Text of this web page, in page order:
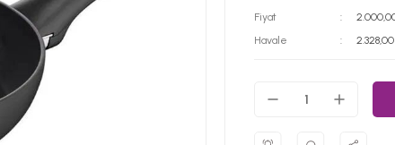
Fiyat
Havale